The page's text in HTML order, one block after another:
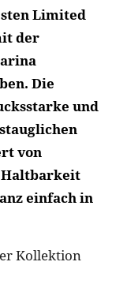
Limited
der
Die
und
von
Haltbarkeit
einfach in
Kollektion